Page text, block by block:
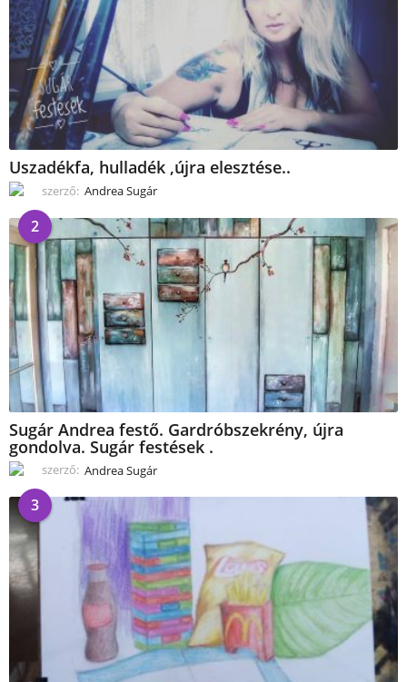
Uszadékfa, hulladék ,újra elesztése..
szerző: Andrea Sugár
2
Sugár Andrea festő. Gardróbszekrény, újra
gondolva. Sugár festések .
szerző: Andrea Sugár
3